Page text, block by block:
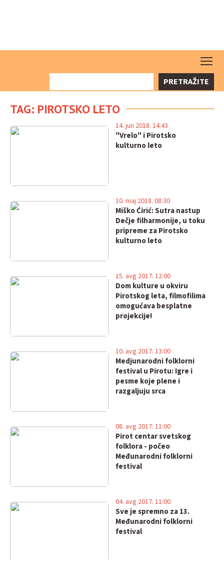
PRETRAŽITE
TAG: PIROTSKO LETO
"Vrelo" i Pirotsko
kulturno leto
14. jun 2018. 14:43
Miško Ćirić: Sutra nastup
Dečje filharmonije, u toku
pripreme za Pirotsko
kulturno leto
10. maj 2018. 08:30
Dom kulture u okviru
Pirotskog leta, filmofilima
omogućava besplatne
projekcije!
15. avg 2017. 12:00
Medjunarodni folklorni
festival u Pirotu: Igre i
pesme koje plene i
razgaljuju srca
10. avg 2017. 13:00
Pirot centar svetskog
folklora - počeo
Međunarodni folklorni
festival
08. avg 2017. 11:00
Sve je spremno za 13.
Međunarodni folklorni
festival
04. avg 2017. 11:00